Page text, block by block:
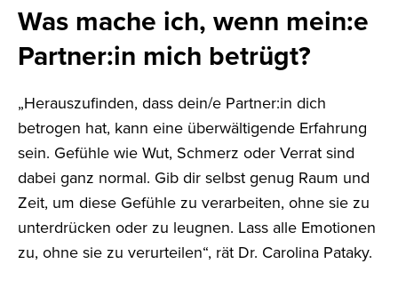
Was mache ich, wenn mein:e
Partner:in mich betrügt?
„Herauszufinden, dass dein/e Partner:in dich
betrogen hat, kann eine überwältigende Erfahrung
sein. Gefühle wie Wut, Schmerz oder Verrat sind
dabei ganz normal. Gib dir selbst genug Raum und
Zeit, um diese Gefühle zu verarbeiten, ohne sie zu
unterdrücken oder zu leugnen. Lass alle Emotionen
zu, ohne sie zu verurteilen“, rät Dr. Carolina Pataky.